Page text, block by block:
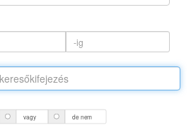
vagy de nem